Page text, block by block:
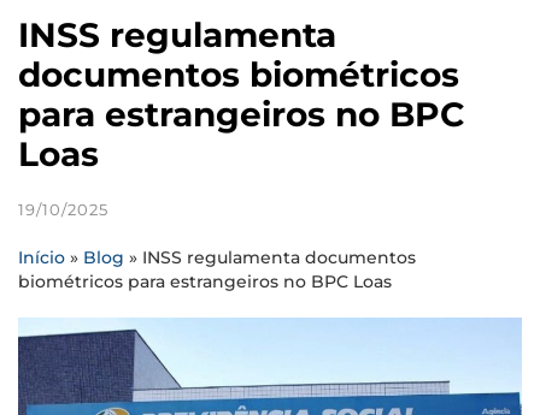
INSS regulamenta
documentos biométricos
para estrangeiros no BPC
Loas
19/10/2025
Início » Blog » INSS regulamenta documentos
biométricos para estrangeiros no BPC Loas